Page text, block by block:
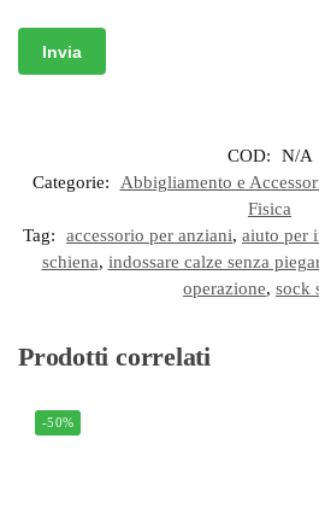
COD:
N/A
Categorie:
Abbigliamento e
Fisica
Tag:
accessorio per anziani, aiuto per
schiena, indossare calze senza
operazione, sock
Prodotti correlati
-50%